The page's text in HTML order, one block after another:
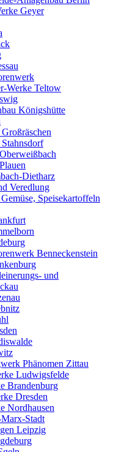
Geyer
Werke Teltow
Königshütte
Dietharz
Veredlung
Speisekartoffeln
Benneckenstein
und
Phänomen Zittau
Ludwigsfelde
Brandenburg
Dresden
Nordhausen
Stadt
Leipzig